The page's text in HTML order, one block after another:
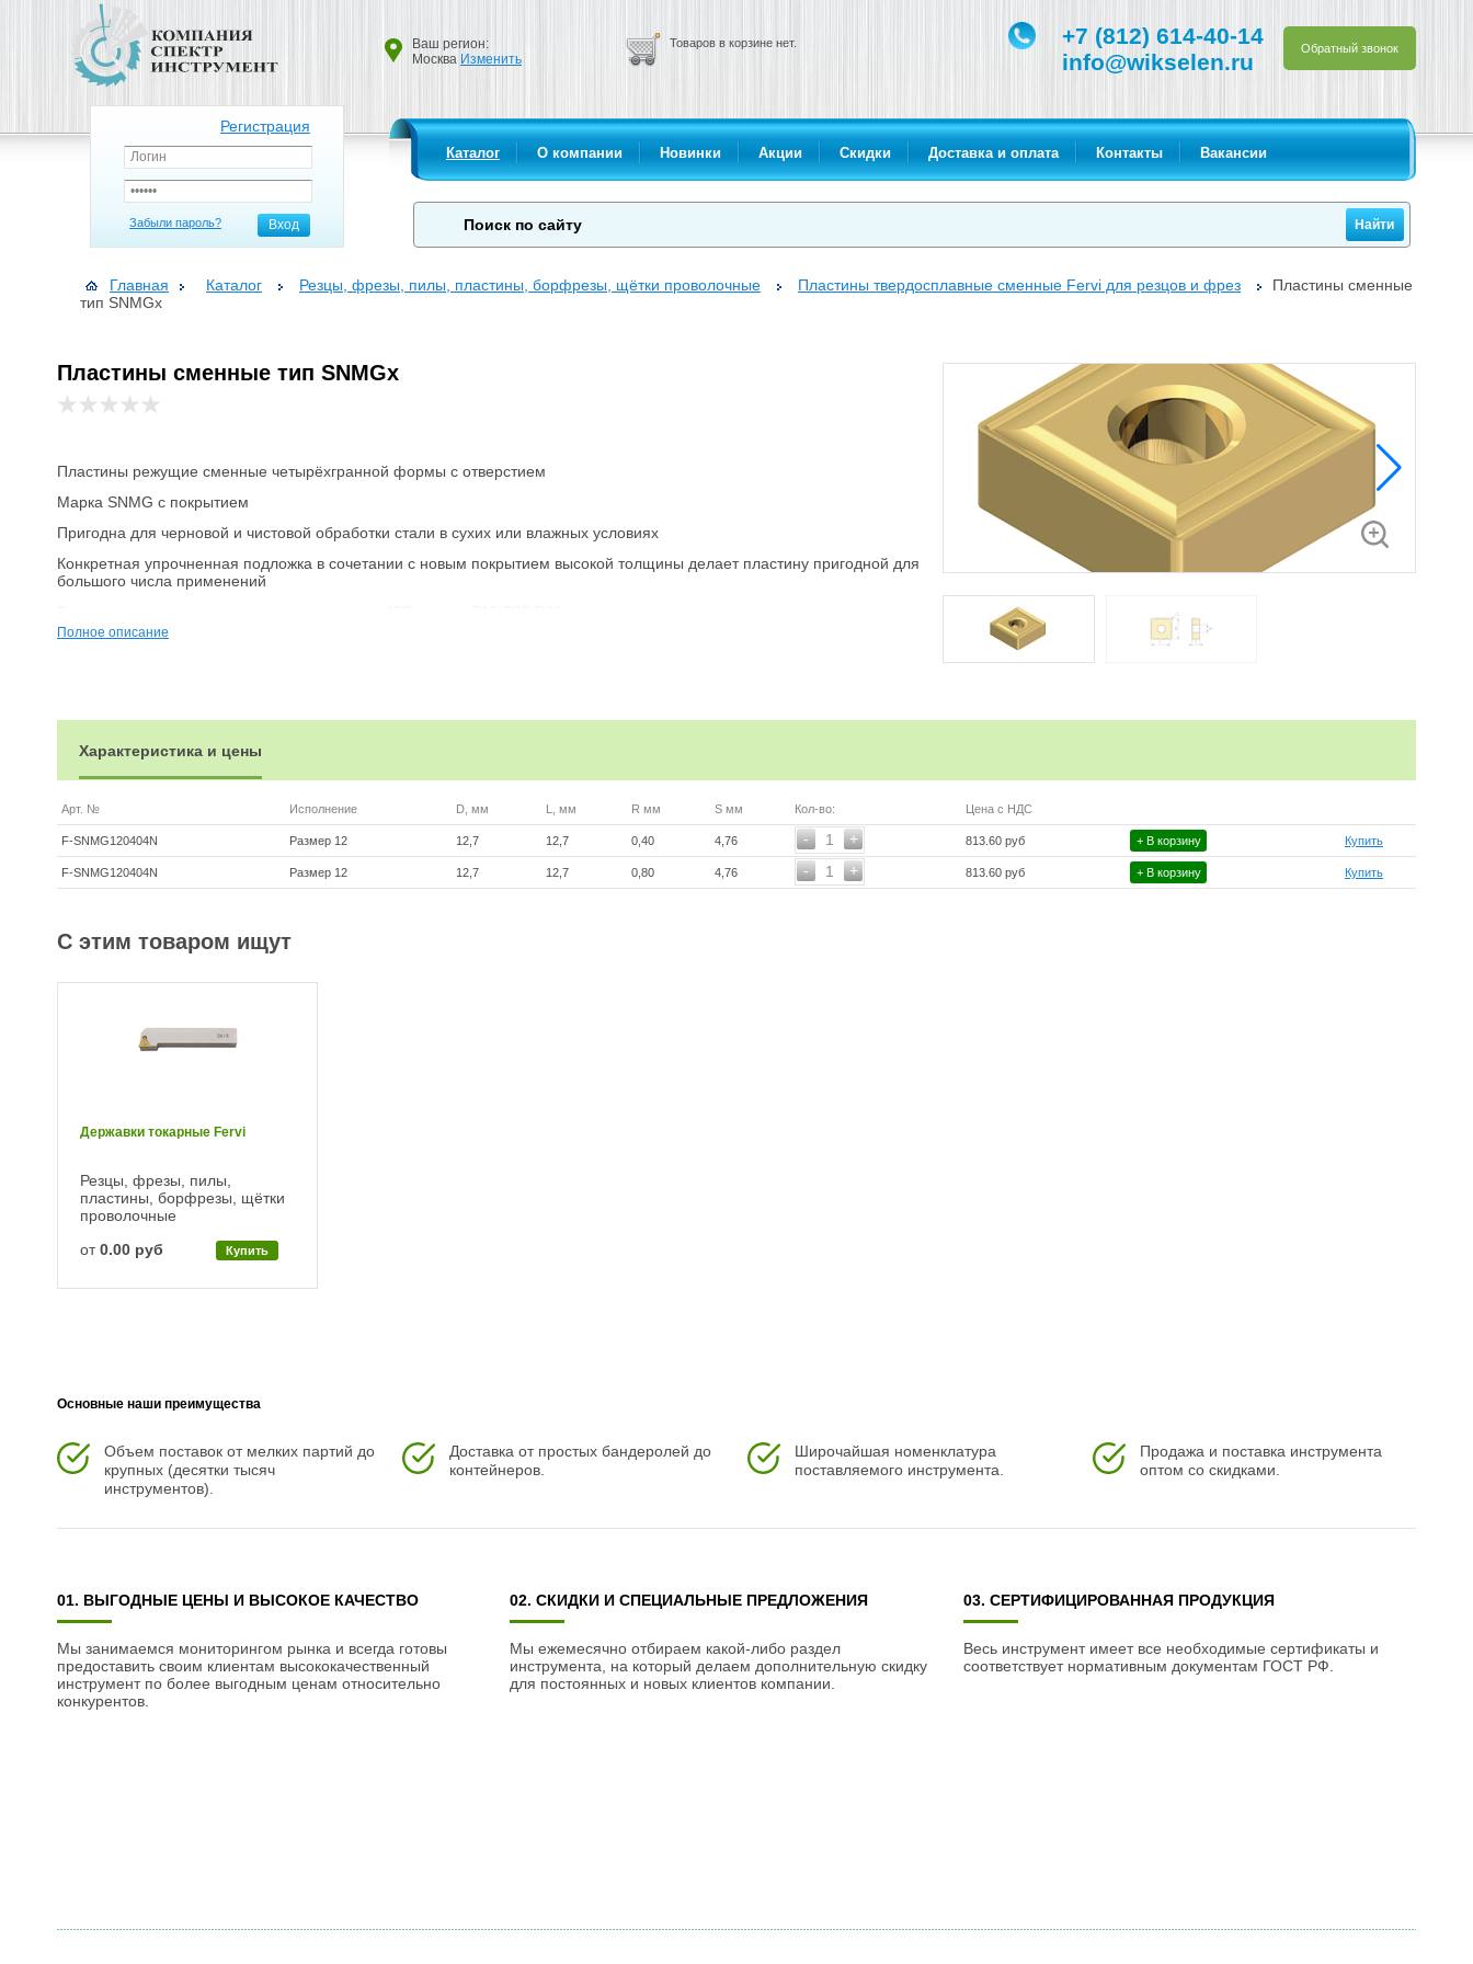
+7 (812) 614-40-14
info@wikselen.ru
Обратный звонок
Ваш регион:
Москва Изменить
Товаров в корзине нет.
Регистрация
Забыли пароль? Вход
Каталог О компании Новинки Акции Скидки Доставка и оплата Контакты Вакансии
Главная Каталог Резцы, фрезы, пилы, пластины, борфрезы, щётки проволочные Пластины твердосплавные сменные Fervi для резцов и фрез
Пластины сменные
тип SNMGx
Пластины сменные тип SNMGx
Пластины режущие сменные четырёхгранной формы с отверстием
Марка SNMG с покрытием
Пригодна для черновой и чистовой обработки стали в сухих или влажных условиях
Конкретная упрочненная подложка в сочетании с новым покрытием высокой толщины делает пластину пригодной для
большого числа применений
Производство Fervi (Италия)
Полное описание
Характеристика и цены
Арт. № Исполнение D, мм L, мм R мм S мм Кол-во: Цена с НДС
F-SNMG120404N Размер 12 12,7 12,7 0,40 4,76 +
- 1 813.60 руб + В корзину Купить
F-SNMG120404N Размер 12 12,7 12,7 0,80 4,76 +
- 1 813.60 руб + В корзину Купить
С этим товаром ищут
Державки токарные Fervi
Резцы, фрезы, пилы,
пластины, борфрезы, щётки
проволочные
от0.00 руб Купить
Основные наши преимущества
Объем поставок от мелких партий до
крупных (десятки тысяч
инструментов).
Доставка от простых бандеролей до
контейнеров.
Широчайшая номенклатура
поставляемого инструмента.
Продажа и поставка инструмента
оптом со скидками.
01. ВЫГОДНЫЕ ЦЕНЫ И ВЫСОКОЕ КАЧЕСТВО
Мы занимаемся мониторингом рынка и всегда готовы
предоставить своим клиентам высококачественный
инструмент по более выгодным ценам относительно
конкурентов.
02. СКИДКИ И СПЕЦИАЛЬНЫЕ ПРЕДЛОЖЕНИЯ
Мы ежемесячно отбираем какой-либо раздел
инструмента, на который делаем дополнительную скидку
для постоянных и новых клиентов компании.
03. СЕРТИФИЦИРОВАННАЯ ПРОДУКЦИЯ
Весь инструмент имеет все необходимые сертификаты и
соответствует нормативным документам ГОСТ РФ.